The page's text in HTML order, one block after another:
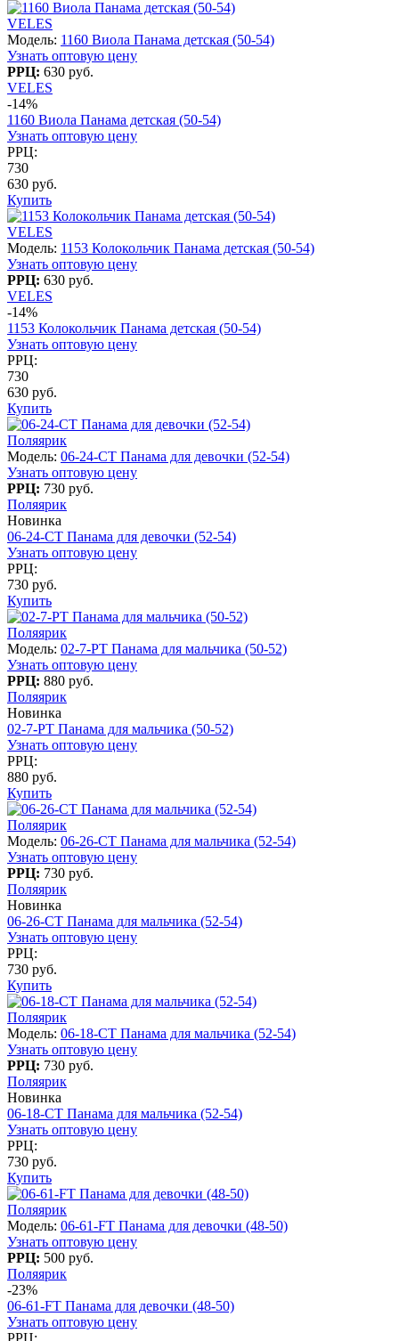
VELES
Модель: 1160 Виола Панама детская (50-54)
Узнать оптовую цену
РРЦ: 630 руб.
VELES
-14%
1160 Виола Панама детская (50-54)
Узнать оптовую цену
РРЦ:
730
630 руб.
Купить
VELES
Модель: 1153 Колокольчик Панама детская (50-54)
Узнать оптовую цену
РРЦ: 630 руб.
VELES
-14%
1153 Колокольчик Панама детская (50-54)
Узнать оптовую цену
РРЦ:
730
630 руб.
Купить
Поляярик
Модель: 06-24-CT Панама для девочки (52-54)
Узнать оптовую цену
РРЦ: 730 руб.
Поляярик
Новинка
06-24-CT Панама для девочки (52-54)
Узнать оптовую цену
РРЦ:
730 руб.
Купить
Поляярик
Модель: 02-7-PT Панама для мальчика (50-52)
Узнать оптовую цену
РРЦ: 880 руб.
Поляярик
Новинка
02-7-PT Панама для мальчика (50-52)
Узнать оптовую цену
РРЦ:
880 руб.
Купить
Поляярик
Модель: 06-26-CT Панама для мальчика (52-54)
Узнать оптовую цену
РРЦ: 730 руб.
Поляярик
Новинка
06-26-CT Панама для мальчика (52-54)
Узнать оптовую цену
РРЦ:
730 руб.
Купить
Поляярик
Модель: 06-18-CT Панама для мальчика (52-54)
Узнать оптовую цену
РРЦ: 730 руб.
Поляярик
Новинка
06-18-CT Панама для мальчика (52-54)
Узнать оптовую цену
РРЦ:
730 руб.
Купить
Поляярик
Модель: 06-61-FT Панама для девочки (48-50)
Узнать оптовую цену
РРЦ: 500 руб.
Поляярик
-23%
06-61-FT Панама для девочки (48-50)
Узнать оптовую цену
РРЦ: